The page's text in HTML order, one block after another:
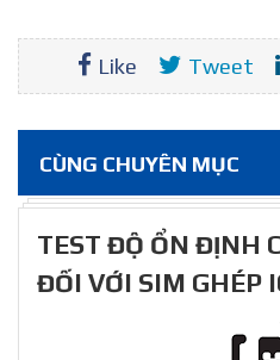
Like Tweet
CÙNG CHUYÊN MỤC
TEST ĐỘ ỔN ĐỊNH
ĐỐI VỚI SIM GHÉP